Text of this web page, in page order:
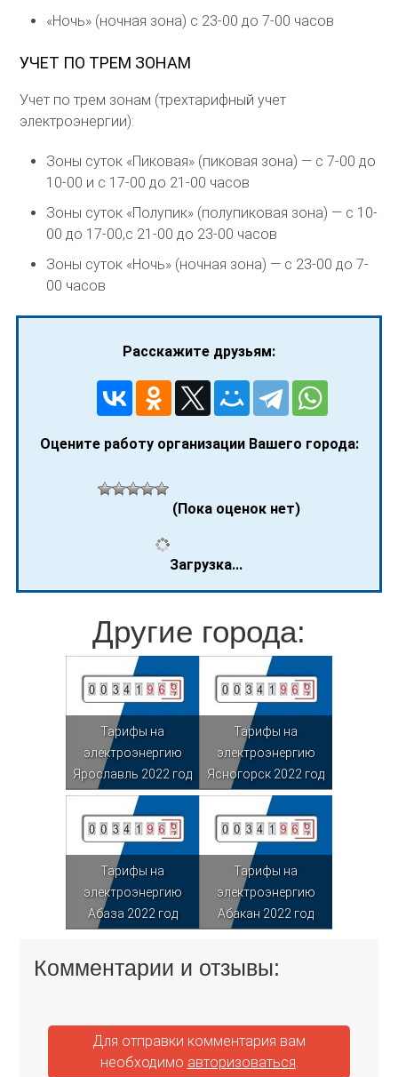
«Ночь» (ночная зона) с 23-00 до 7-00 часов
УЧЕТ ПО ТРЕМ ЗОНАМ
Учет по трем зонам (трехтарифный учет
электроэнергии):
Зоны суток «Пиковая» (пиковая зона) — с 7-00 до
10-00 и с 17-00 до 21-00 часов
Зоны суток «Полупик» (полупиковая зона) — с 10-
00 до 17-00,с 21-00 до 23-00 часов
Зоны суток «Ночь» (ночная зона) — с 23-00 до 7-
00 часов
Расскажите друзьям:
Оцените работу организации Вашего города:
(Пока оценок нет)
Загрузка...
Другие города:
Тарифы на
электроэнергию
Ярославль 2022 год
Тарифы на
электроэнергию
Ясногорск 2022 год
Тарифы на
электроэнергию
Абаза 2022 год
Тарифы на
электроэнергию
Абакан 2022 год
Комментарии и отзывы:
Для отправки комментария вам
необходимо авторизоваться